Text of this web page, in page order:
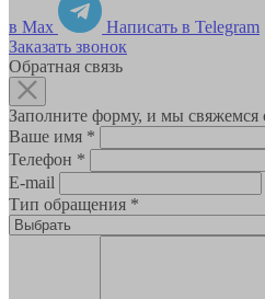
в Max
Написать в Telegram
Заказать звонок
Обратная связь
Заполните форму, и мы
Ваше имя *
Телефон *
E-mail
Тип обращения *